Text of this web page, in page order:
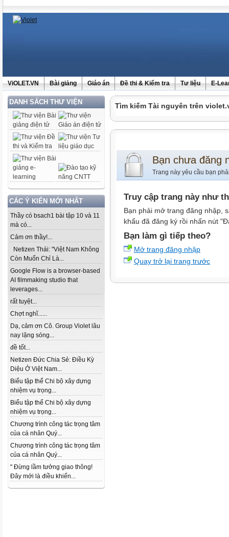
ViOLET.VN Bài giảng Giáo án Đề thi & Kiểm tra Tư liệu E-
DANH SÁCH THƯ VIỆN
CÁC Ý KIẾN MỚI NHẤT
Thầy có bsach1 bài tập 10 và 11
mà có...
Cảm ơn thầy!...
Netizen Thái: "Việt Nam Không
Còn Muốn Chỉ Là...
Google Flow is a browser-based
AI filmmaking studio that
leverages...
rất tuyệt...
Chợt nghĩ......
Dạ, cảm ơn Cô. Group Violet lâu
nay lặng sóng...
đề tốt...
Netizen Đức Chia Sẻ: Điều Kỳ
Diệu Ở Việt Nam...
Biểu tập thể Chi bộ xây dựng
nhiệm vụ trọng...
Biểu tập thể Chi bộ xây dựng
nhiệm vụ trọng...
Chương trình công tác trọng tâm
của cá nhân Quý...
Chương trình công tác trọng tâm
của cá nhân Quý...
" Đừng lầm tưởng giao thông!
Đây mới là điều khiến...
Tìm kiếm Tài nguyên trên
Bạn chưa đăng
Trang này yêu cầu bạn
Truy cập trang này như
Bạn phải mở trang đăng nhập,
khẩu đã đăng ký rồi nhấn nút
Bạn làm gì tiếp theo?
Mở trang đăng nhập
Quay trở lại trang trước